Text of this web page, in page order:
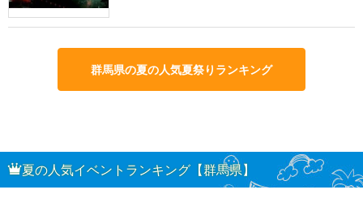
群馬県の夏の人気夏祭りランキング
夏の人気イベントランキング【群馬県】